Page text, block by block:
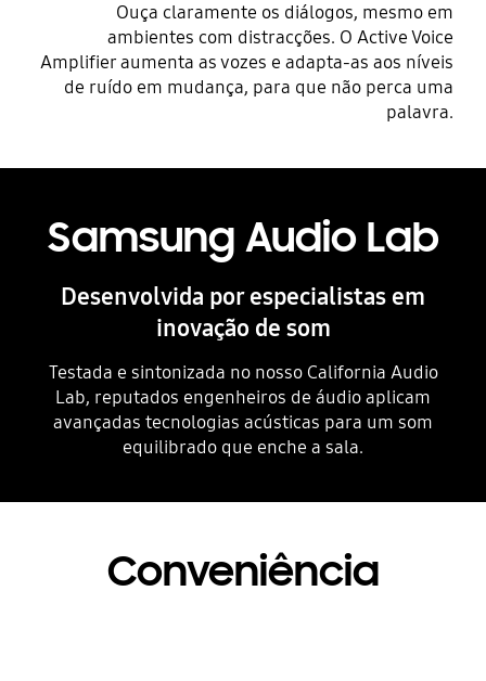
Ouça claramente os diálogos, mesmo em
ambientes com distracções. O Active Voice
Amplifier aumenta as vozes e adapta-as aos níveis
de ruído em mudança, para que não perca uma
palavra.
Samsung Audio Lab
Desenvolvida por especialistas em
inovação de som
Testada e sintonizada no nosso California Audio
Lab, reputados engenheiros de áudio aplicam
avançadas tecnologias acústicas para um som
equilibrado que enche a sala.
Conveniência